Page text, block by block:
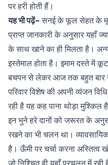
पर हरी होती हैं।
यह भी पढ़ें- सनई के फूल सेहत के
प्राप्त जानकारी के अनुसार यहाँ
के साथ खाने का ही मिलता है।
इस्तेमाल होता है। इमाम दस्ते में
बचपन से लेकर आज तक बहुत बार
परिवार विशेष की अपनी व्यंजन
रही है यह कह पाना थोड़ा
इन भुने हरे दानों को जरूरत के
रखने का भी चलन था।
है। ऊँमी पर चर्चा करना अस्तित्व